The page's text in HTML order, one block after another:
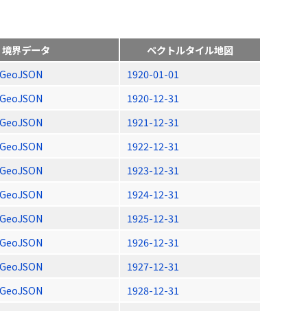
境界データ
ベクトルタイル地図
GeoJSON
1920-01-01
GeoJSON
1920-12-31
GeoJSON
1921-12-31
GeoJSON
1922-12-31
GeoJSON
1923-12-31
GeoJSON
1924-12-31
GeoJSON
1925-12-31
GeoJSON
1926-12-31
GeoJSON
1927-12-31
GeoJSON
1928-12-31